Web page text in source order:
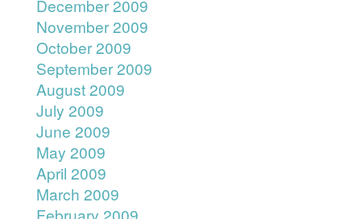
December 2009
November 2009
October 2009
September 2009
August 2009
July 2009
June 2009
May 2009
April 2009
March 2009